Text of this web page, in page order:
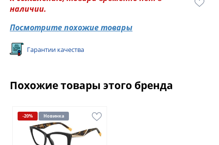
наличии.
Посмотрите похожие товары
Гарантии качества
Похожие товары этого бренда
-20% Новинка